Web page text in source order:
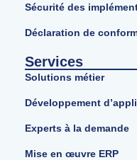
Sécurité des
Déclaration de
Services
Solutions métier
Développement
Experts à la demande
Mise en œuvre ERP